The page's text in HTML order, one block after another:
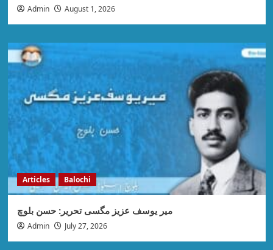
Admin August 1, 2026
Articles Balochi
میر یوسف عزیز مگسی تحریر: حسن بلوچ
Admin July 27, 2026